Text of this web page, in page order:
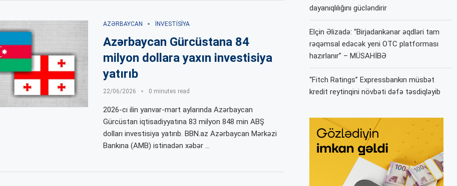
AZƏRBAYCAN İNVESTISIYA
Azərbaycan Gürcüstana 84
milyon dollara yaxın investisiya
yatırıb
22/06/2026 0 minutes read
2026-cı ilin yanvar-mart aylarında Azərbaycan
Gürcüstan iqtisadiyyatına 83 milyon 848 min ABŞ
dolları investisiya yatırıb. BBN.az Azərbaycan Mərkəzi
Bankına (AMB) istinadən xəbər …
dayanıqlılığını gücləndirir
Elçin Əlizadə: “Birjadankənar əqdləri tam
rəqəmsal edəcək yeni OTC platforması
hazırlanır” – MÜSAHİBƏ
“Fitch Ratings” Expressbankın müsbət
kredit reytinqini növbəti dəfə təsdiqləyib